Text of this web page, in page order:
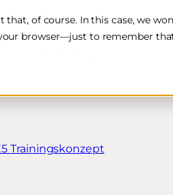
that, of course. In this case, we
browser—just to remember
Lieferung*
Trainingskonzept